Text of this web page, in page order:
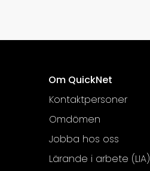
Om QuickNet
Kontaktpersoner
Omdömen
Jobba hos oss
Lärande i arbete (LIA)